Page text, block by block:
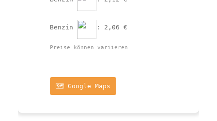
Benzin : 2,06 €
Preise können variieren
🗺️ Google Maps